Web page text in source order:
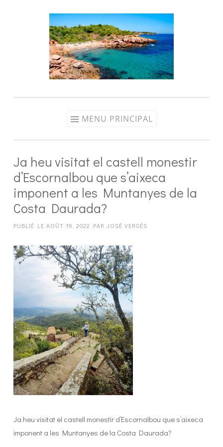
MENU PRINCIPAL
Ja heu visitat el castell monestir
d’Escornalbou que s’aixeca
imponent a les Muntanyes de la
Costa Daurada?
PUBLIÉ LE AOÛT 19, 2022 PAR JOSÉ VERGÉS
Ja heu visitat el castell monestir d’Escornalbou que s’aixeca
imponent a les Muntanyes de la Costa Daurada?